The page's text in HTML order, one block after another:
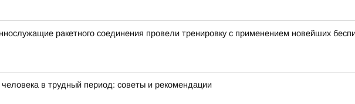
ракетного соединения провели тренировку с применением новейших
в трудный период: советы и рекомендации